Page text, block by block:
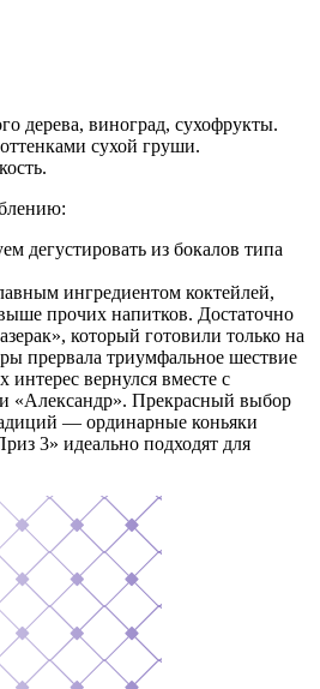
дерева, виноград, сухофрукты.
сухой груши.
дегустировать из бокалов типа
ингредиентом коктейлей,
прочих напитков. Достаточно
который готовили только на
прервала триумфальное шествие
интерес вернулся вместе с
«Александр». Прекрасный выбор
— ординарные коньяки
3» идеально подходят для